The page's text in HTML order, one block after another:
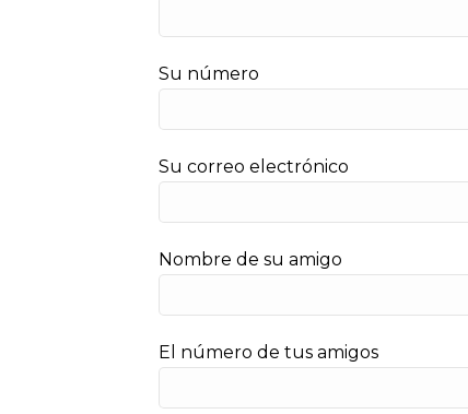
Su número
Su correo electrónico
Nombre de su amigo
El número de tus amigos